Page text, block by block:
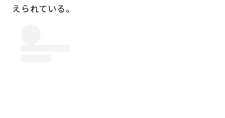
えられている。